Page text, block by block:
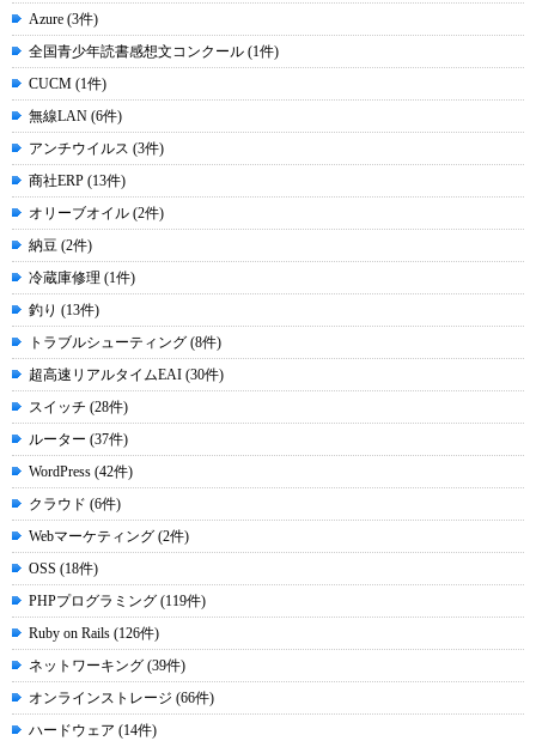
Azure (3件)
全国青少年読書感想文コンクール (1件)
CUCM (1件)
無線LAN (6件)
アンチウイルス (3件)
商社ERP (13件)
オリーブオイル (2件)
納豆 (2件)
冷蔵庫修理 (1件)
釣り (13件)
トラブルシューティング (8件)
超高速リアルタイムEAI (30件)
スイッチ (28件)
ルーター (37件)
WordPress (42件)
クラウド (6件)
Webマーケティング (2件)
OSS (18件)
PHPプログラミング (119件)
Ruby on Rails (126件)
ネットワーキング (39件)
オンラインストレージ (66件)
ハードウェア (14件)